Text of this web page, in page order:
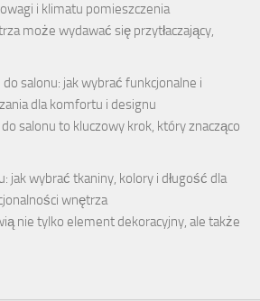
i klimatu pomieszczenia
może wydawać się przytłaczający,
do salonu: jak wybrać funkcjonalne i
dla komfortu i designu
salonu to kluczowy krok, który znacząco
jak wybrać tkaniny, kolory i długość dla
wnętrza
nie tylko element dekoracyjny, ale także